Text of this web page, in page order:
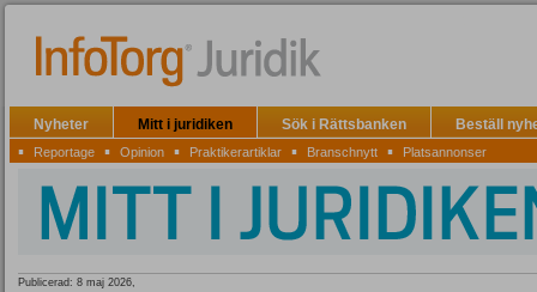
Nyheter Mitt i juridiken Sök i Rättsbanken Beställ
▪ Reportage ▪ Opinion ▪ Praktikerartiklar ▪ Branschnytt ▪ Platsannonser
Publicerad: 8 maj 2026,